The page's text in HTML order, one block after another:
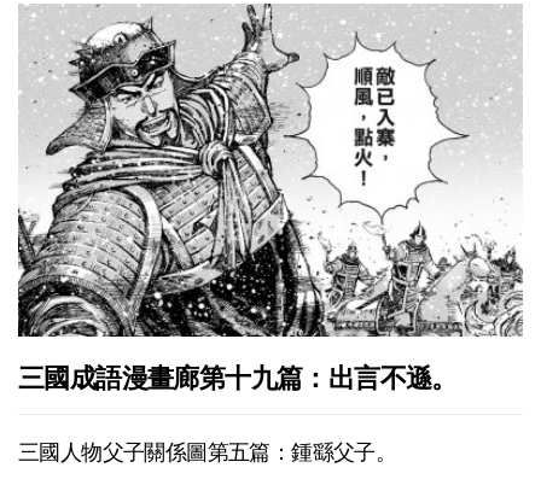
三國成語漫畫廊第十九篇：出言不遜。
三國人物父子關係圖第五篇：鍾繇父子。